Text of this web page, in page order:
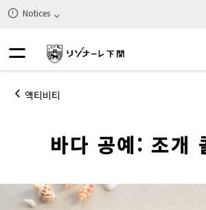
Notices
액티비티
바다 공예: 조개